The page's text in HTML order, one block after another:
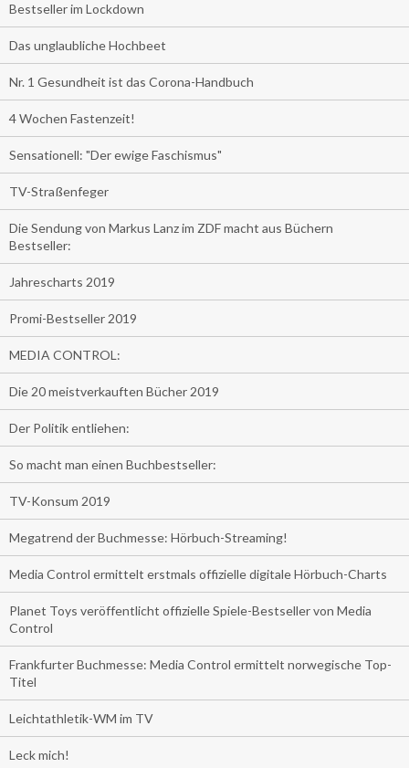
Bestseller im Lockdown
Das unglaubliche Hochbeet
Nr. 1 Gesundheit ist das Corona-Handbuch
4 Wochen Fastenzeit!
Sensationell: "Der ewige Faschismus"
TV-Straßenfeger
Die Sendung von Markus Lanz im ZDF macht aus Büchern
Bestseller:
Jahrescharts 2019
Promi-Bestseller 2019
MEDIA CONTROL:
Die 20 meistverkauften Bücher 2019
Der Politik entliehen:
So macht man einen Buchbestseller:
TV-Konsum 2019
Megatrend der Buchmesse: Hörbuch-Streaming!
Media Control ermittelt erstmals offizielle digitale Hörbuch-Charts
Planet Toys veröffentlicht offizielle Spiele-Bestseller von Media
Control
Frankfurter Buchmesse: Media Control ermittelt norwegische Top-
Titel
Leichtathletik-WM im TV
Leck mich!